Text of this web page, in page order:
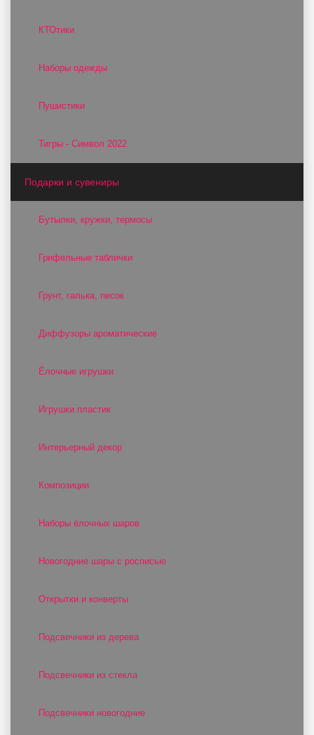
КТОтики
Наборы одежды
Пушистики
Тигры - Символ 2022
Подарки и сувениры
Бутылки, кружки, термосы
Грифельные таблички
Грунт, галька, песок
Диффузоры ароматические
Ёлочные игрушки
Игрушки пластик
Интерьерный декор
Композиции
Наборы ёлочных шаров
Новогодние шары с росписью
Открытки и конверты
Подсвечники из дерева
Подсвечники из стекла
Подсвечники новогодние